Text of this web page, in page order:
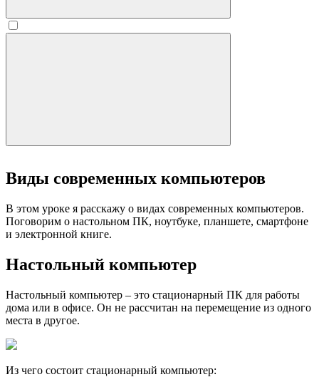
Виды современных компьютеров
В этом уроке я расскажу о видах современных компьютеров.
Поговорим о настольном ПК, ноутбуке, планшете, смартфоне
и электронной книге.
Настольный компьютер
Настольный компьютер – это стационарный ПК для работы
дома или в офисе. Он не рассчитан на перемещение из одного
места в другое.
Из чего состоит стационарный компьютер: